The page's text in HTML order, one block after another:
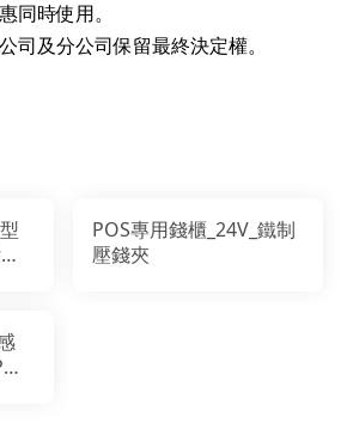
同時使用。
司及分公司保留最終決定權。
POS專用錢櫃_24V_鐵制
壓錢夾